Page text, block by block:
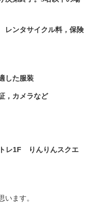
タサイクル料，保険
た服装
メラなど
レ1F りんりんスクエ
ます。